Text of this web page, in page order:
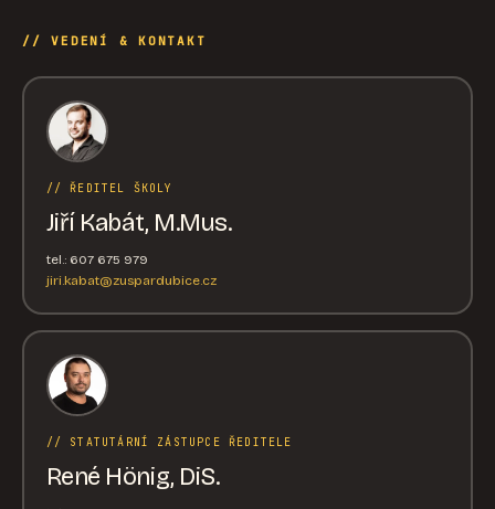
// VEDENÍ & KONTAKT
// ŘEDITEL ŠKOLY
Jiří Kabát, M.Mus.
tel.: 607 675 979
jiri.kabat@zuspardubice.cz
// STATUTÁRNÍ ZÁSTUPCE ŘEDITELE
René Hönig, DiS.